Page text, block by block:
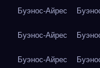
Буэнос-Айрес
Буэнос-Айрес
Буэнос-Айрес